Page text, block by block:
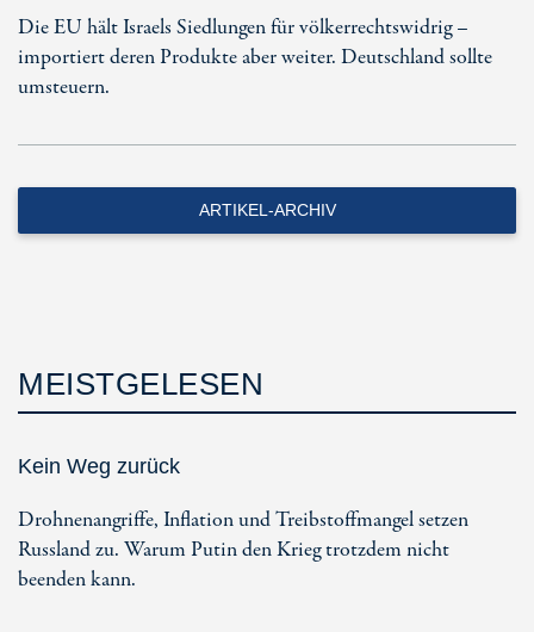
Die EU hält Israels Siedlungen für völkerrechtswidrig –
importiert deren Produkte aber weiter. Deutschland sollte
umsteuern.
ARTIKEL-ARCHIV
MEISTGELESEN
Kein Weg zurück
Drohnenangriffe, Inflation und Treibstoffmangel setzen
Russland zu. Warum Putin den Krieg trotzdem nicht
beenden kann.